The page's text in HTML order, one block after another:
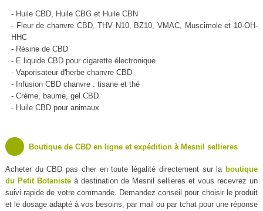
- Huile CBD, Huile CBG et Huile CBN
- Fleur de chanvre CBD, THV N10, BZ10, VMAC, Muscimole et 10-OH-
HHC
- Résine de CBD
- E liquide CBD pour cigarette électronique
- Vaporisateur d'herbe chanvre CBD
- Infusion CBD chanvre : tisane et thé
- Crème, baume, gel CBD
- Huile CBD pour animaux
Boutique de CBD en ligne et expédition à Mesnil sellieres
Acheter du CBD pas cher en toute légalité directement sur la boutique
du Petit Botanisteà destination de Mesnil sellieres et vous recevrez un
suivi rapide de votre commande. Demandez conseil pour choisir le produit
et le dosage adapté à vos besoins, par mail ou par tchat pour une réponse